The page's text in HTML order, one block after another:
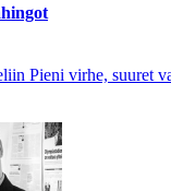
Pieni virhe, suuret